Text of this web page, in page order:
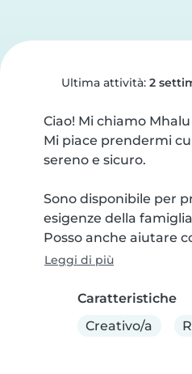
Ultima attività: 2
Ciao! Mi chiamo
Mi piace prendermi
sereno e sicuro.
Sono disponibile per
esigenze della
Posso anche aiutare
Leggi di più
Caratteristiche
Creativo/a